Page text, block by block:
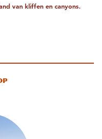
van kliffen en canyons.